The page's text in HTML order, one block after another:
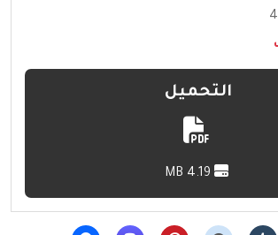
التحميل